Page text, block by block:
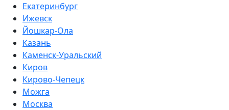
Екатеринбург
Ижевск
Йошкар-Ола
Казань
Каменск-Уральский
Киров
Кирово-Чепецк
Можга
Москва